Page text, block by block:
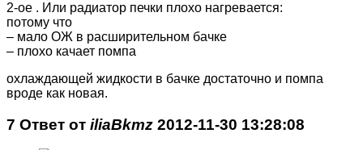
2-ое . Или радиатор печки плохо нагревается:
потому что
– мало ОЖ в расширительном бачке
– плохо качает помпа
охлаждающей жидкости в бачке достаточно и помпа
вроде как новая.
7 Ответ от iliaBkmz 2012-11-30 13:28:08